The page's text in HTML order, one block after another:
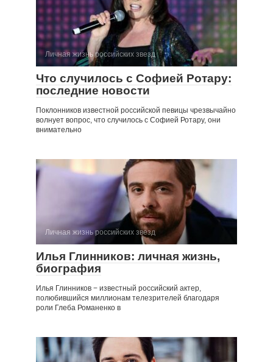
Личная жизнь российских звезд
Что случилось с Софией Ротару:
последние новости
Поклонников известной российской певицы чрезвычайно
волнует вопрос, что случилось с Софией Ротару, они
внимательно
Личная жизнь российских звезд
Илья Глинников: личная жизнь,
биография
Илья Глинников − известный российский актер,
полюбившийся миллионам телезрителей благодаря
роли Глеба Романенко в